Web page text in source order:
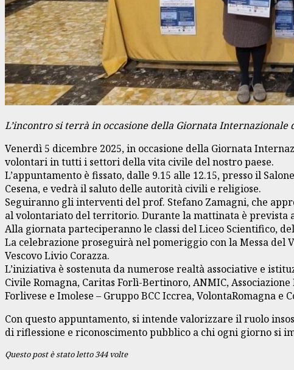
L’incontro si terrà in occasione della Giornata Internazionale
Venerdì 5 dicembre 2025, in occasione della Giornata
volontari in tutti i settori della vita civile del nostro paese.
L’appuntamento è fissato, dalle 9.15 alle 12.15, presso il
Cesena, e vedrà il saluto delle autorità civili e religiose.
Seguiranno gli interventi del prof. Stefano Zamagni, che
al volontariato del territorio. Durante la mattinata è prevista
Alla giornata parteciperanno le classi del Liceo Scientifico,
La celebrazione proseguirà nel pomeriggio con la Messa del
Vescovo Livio Corazza.
L’iniziativa è sostenuta da numerose realtà associative e
Civile Romagna, Caritas Forlì-Bertinoro, ANMIC,
Forlivese e Imolese – Gruppo BCC Iccrea, VolontaRomagna e
Con questo appuntamento, si intende valorizzare il ruolo
di riflessione e riconoscimento pubblico a chi ogni giorno si
Questo post è stato letto 344 volte